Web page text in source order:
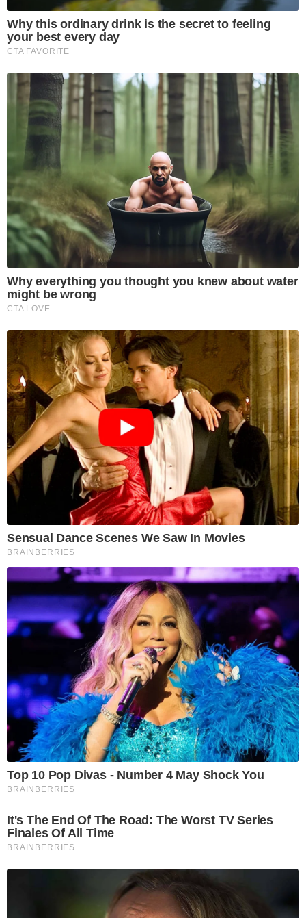
Why this ordinary drink is the secret to feeling
your best every day
CTA FAVORITE
Why everything you thought you knew about water
might be wrong
CTA LOVE
Sensual Dance Scenes We Saw In Movies
BRAINBERRIES
Top 10 Pop Divas - Number 4 May Shock You
BRAINBERRIES
It's The End Of The Road: The Worst TV Series
Finales Of All Time
BRAINBERRIES